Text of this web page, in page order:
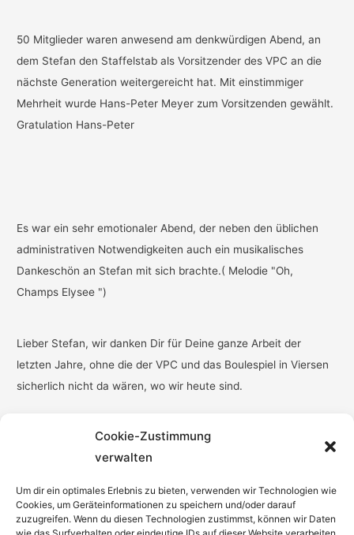
Cookie-Zustimmung
verwalten
Um dir ein optimales Erlebnis zu bieten, verwenden wir Technologien wie
Cookies, um Geräteinformationen zu speichern und/oder darauf
zuzugreifen. Wenn du diesen Technologien zustimmst, können wir Daten
50 Mitglieder waren anwesend am denkwürdigen Abend, an
dem Stefan den Staffelstab als Vorsitzender des VPC an die
nächste Generation weitergereicht hat. Mit einstimmiger
Mehrheit wurde Hans-Peter Meyer zum Vorsitzenden gewählt.
Gratulation Hans-Peter
Es war ein sehr emotionaler Abend, der neben den üblichen
administrativen Notwendigkeiten auch ein musikalisches
Dankeschön an Stefan mit sich brachte.( Melodie "Oh,
Champs Elysee ")
Lieber Stefan, wir danken Dir für Deine ganze Arbeit der
letzten Jahre, ohne die der VPC und das Boulespiel in Viersen
sicherlich nicht da wären, wo wir heute sind.